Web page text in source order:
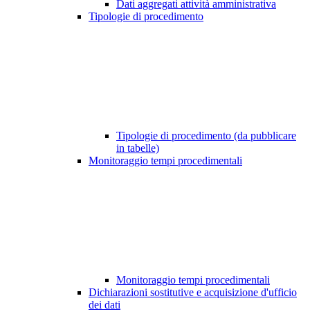
Dati aggregati attività amministrativa
Tipologie di procedimento
Tipologie di procedimento (da pubblicare
in tabelle)
Monitoraggio tempi procedimentali
Monitoraggio tempi procedimentali
Dichiarazioni sostitutive e acquisizione d'ufficio
dei dati